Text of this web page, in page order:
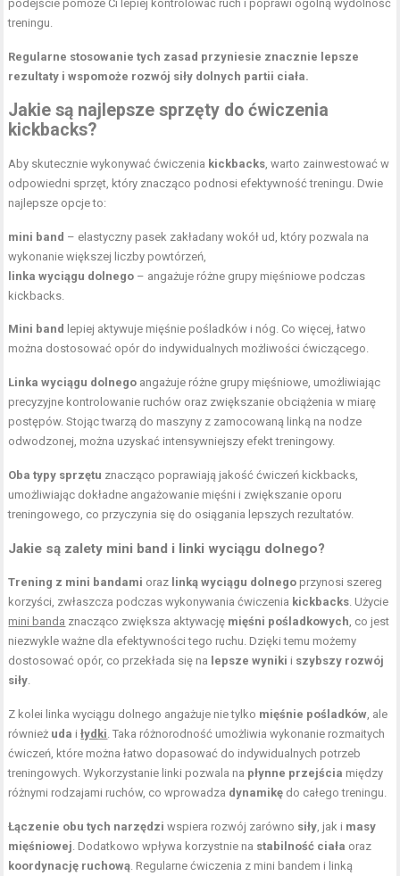
podejście pomoże Ci lepiej kontrolować ruch i poprawi ogólną wydolność
treningu.
Regularne stosowanie tych zasad przyniesie znacznie lepsze
rezultaty i wspomoże rozwój siły dolnych partii ciała.
Jakie są najlepsze sprzęty do ćwiczenia
kickbacks?
Aby skutecznie wykonywać ćwiczenia kickbacks , warto zainwestować w
odpowiedni sprzęt, który znacząco podnosi efektywność treningu. Dwie
najlepsze opcje to:
mini band – elastyczny pasek zakładany wokół ud, który pozwala na
wykonanie większej liczby powtórzeń,
linka wyciągu dolnego – angażuje różne grupy mięśniowe podczas
kickbacks.
Mini band lepiej aktywuje mięśnie pośladków i nóg. Co więcej, łatwo
można dostosować opór do indywidualnych możliwości ćwiczącego.
Linka wyciągu dolnego angażuje różne grupy mięśniowe, umożliwiając
precyzyjne kontrolowanie ruchów oraz zwiększanie obciążenia w miarę
postępów. Stojąc twarzą do maszyny z zamocowaną linką na nodze
odwodzonej, można uzyskać intensywniejszy efekt treningowy.
Oba typy sprzętu znacząco poprawiają jakość ćwiczeń kickbacks,
umożliwiając dokładne angażowanie mięśni i zwiększanie oporu
treningowego, co przyczynia się do osiągania lepszych rezultatów.
Jakie są zalety mini band i linki wyciągu dolnego?
Trening z mini bandami oraz linką wyciągu dolnego przynosi szereg
korzyści, zwłaszcza podczas wykonywania ćwiczenia kickbacks . Użycie
mini banda znacząco zwiększa aktywację mięśni pośladkowych , co jest
niezwykle ważne dla efektywności tego ruchu. Dzięki temu możemy
dostosować opór, co przekłada się na lepsze wyniki i szybszy rozwój
siły
Z kolei linka wyciągu dolnego angażuje nie tylko mięśnie pośladków , ale
również uda iłydki . Taka różnorodność umożliwia wykonanie rozmaitych
ćwiczeń, które można łatwo dopasować do indywidualnych potrzeb
treningowych. Wykorzystanie linki pozwala na płynne przejścia między
różnymi rodzajami ruchów, co wprowadza dynamikę do całego treningu.
Łączenie obu tych narzędzi wspiera rozwój zarówno siły , jak i masy
mięśniowej . Dodatkowo wpływa korzystnie na stabilność ciała oraz
koordynację ruchową . Regularne ćwiczenia z mini bandem i linką